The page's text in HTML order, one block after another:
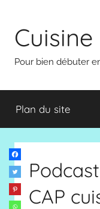
contenu
Pour bien débuter
Plan du site
CAP